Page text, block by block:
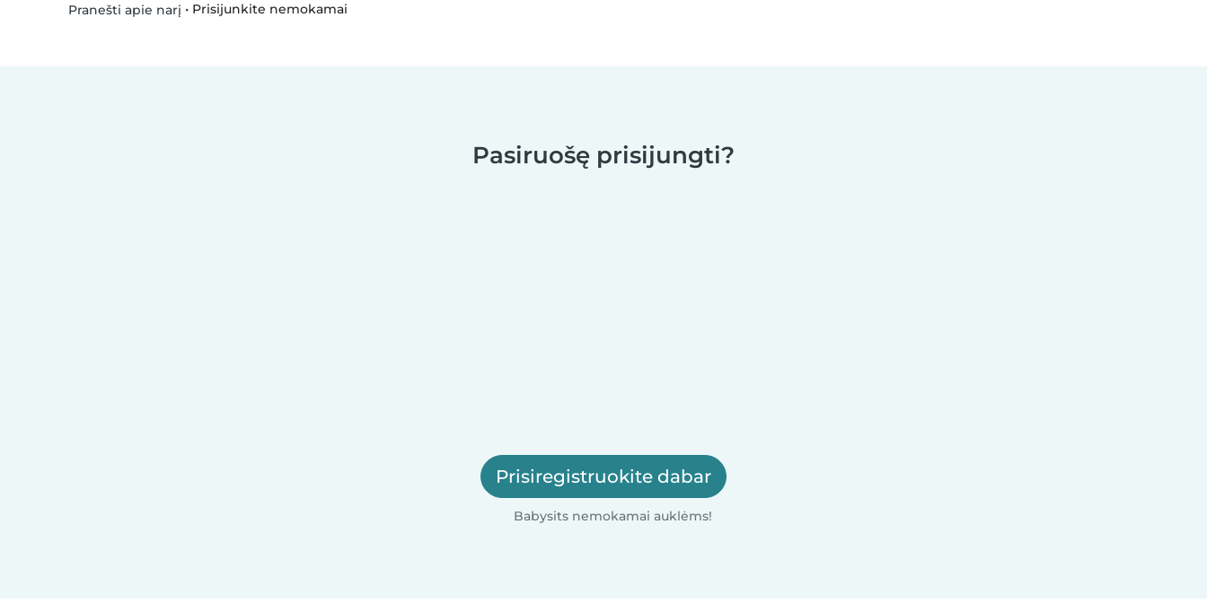
Pranešti apie narį • Prisijunkite nemokamai
Pasiruošę prisijungti?
Prisiregistruokite dabar
Babysits nemokamai auklėms!